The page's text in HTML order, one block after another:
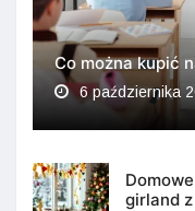
Co można kupić
6 października
girland